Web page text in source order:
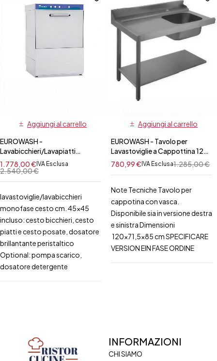
Aggiungi al carrello
EUROWASH -
Lavabicchieri/Lavapiatti
Monofase Cesto Quadrato
45x45 cm
2.540,00€
1.778,00€IVA Esclusa
lavastoviglie/lavabicchieri
monofase cesto cm. 45x45
incluso: cesto bicchieri, cesto
piatti e cesto posate, dosatore
brillantante peristaltico
Optional: pompa scarico,
dosatore detergente
Aggiungi al carrello
EUROWASH - Tavolo per
Lavastoviglie a Cappottina 120
cm SX/DX con Vasca1.285,00€
780,99€IVA Esclusa
Note Tecniche Tavolo per
cappotina con vasca.
Disponibile sia in versione destra
e sinistra Dimensioni
120x71,5x85 cm SPECIFICARE
VERSION EIN FASE ORDINE
INFORMAZIONI
CHI SIAMO